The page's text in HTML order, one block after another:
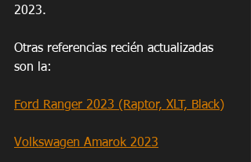
2023.
Otras referencias recién actualizadas
son la:
Ford Ranger 2023 (Raptor, XLT, Black)
Volkswagen Amarok 2023